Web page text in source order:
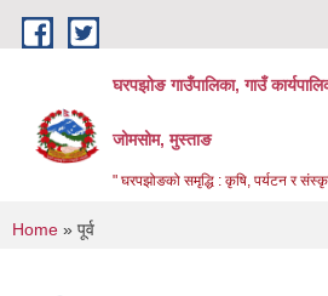
Skip to main content
घरपझोङ गाउँपालिका, गाउँ
जोमसोम, मुस्ताङ
" घरपझोङको समृद्धि : कृषि, पर्यटन र
You are here
Home » पूर्व